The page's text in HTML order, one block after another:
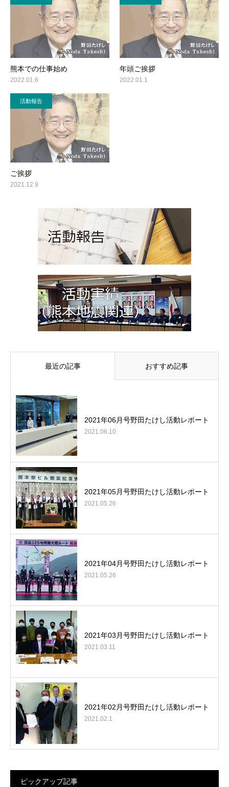
熊本での仕事始め
2022.01.6
年頭ご挨拶
2022.01.1
活動報告
ご挨拶
2021.12.9
最近の記事 おすすめ記事
2021年06月号野田たけし活動レポート
2021.06.10
2021年05月号野田たけし活動レポート
2021.05.26
2021年04月号野田たけし活動レポート
2021.05.26
2021年03月号野田たけし活動レポート
2021.03.11
2021年02月号野田たけし活動レポート
2021.02.1
ピックアップ記事